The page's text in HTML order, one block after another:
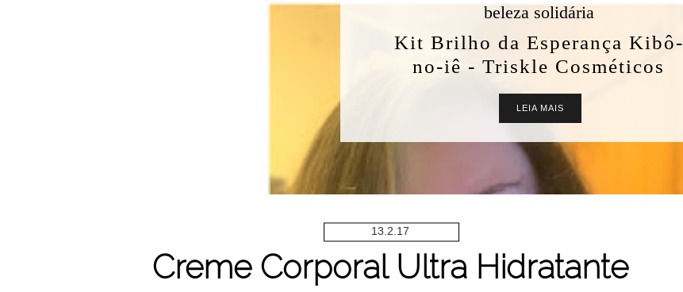
beleza solidária
Kit Brilho da Esperança Kibô-
no-iê - Triskle Cosméticos
LEIA MAIS
13.2.17
Creme Corporal Ultra Hidratante